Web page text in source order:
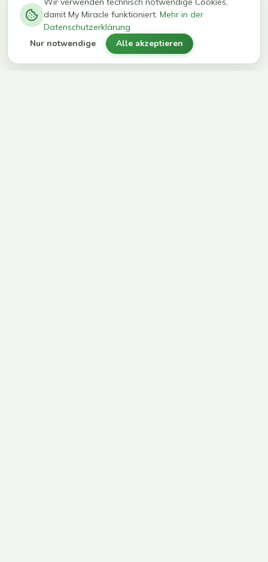
kg in 12
Wochen
erreichen
ihr Ziel
damit My Miracle funktioniert. Mehr in der
Datenschutzerklärung
Nur notwendige Alle akzeptieren